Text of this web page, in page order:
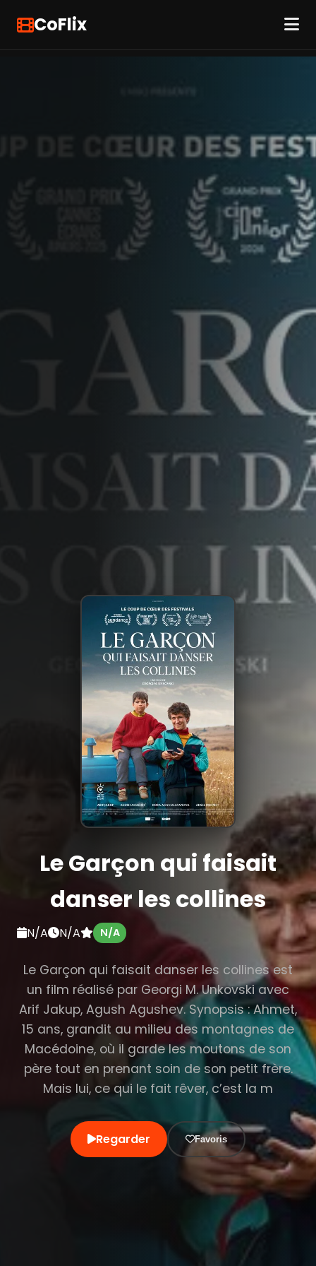
CoFlix
Le Garçon qui faisait
danser les collines
N/A N/A N/A
Le Garçon qui faisait danser les collines est
un film réalisé par Georgi M. Unkovski avec
Arif Jakup, Agush Agushev. Synopsis : Ahmet,
15 ans, grandit au milieu des montagnes de
Macédoine, où il garde les moutons de son
père tout en prenant soin de son petit frère.
Mais lui, ce qui le fait rêver, c’est la m
Regarder Favoris